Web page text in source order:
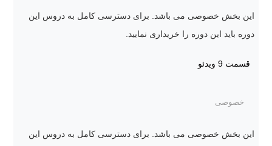
این بخش خصوصی می باشد. برای دسترسی کامل به دروس این
دوره باید این دوره را خریداری نمایید.
قسمت 9 ویدئو
خصوصی
این بخش خصوصی می باشد. برای دسترسی کامل به دروس این